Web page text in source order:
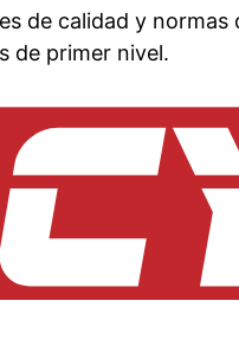
de calidad y
de primer nivel.